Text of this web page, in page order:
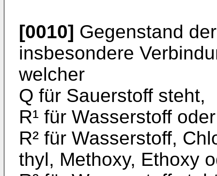
[0010] Gegenstand
insbesondere
welcher
Q für Sauerstoff steht,
R¹ für Wasserstoff
R² für Wasserstoff,
thyl, Methoxy, Ethoxy